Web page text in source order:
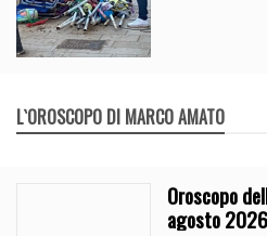
L`OROSCOPO DI MARCO AMATO
Oroscopo
agosto 2026